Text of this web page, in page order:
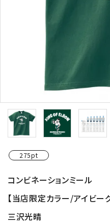
275pt
コンビネーションミール
【当店限定カラー/アイビー
三沢光晴